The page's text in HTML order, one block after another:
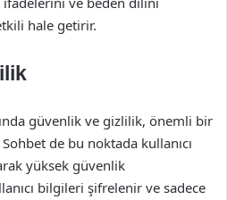
hale getirir.
güvenlik ve gizlilik, önemli bir
de bu noktada kullanıcı
yüksek güvenlik
bilgileri şifrelenir ve sadece